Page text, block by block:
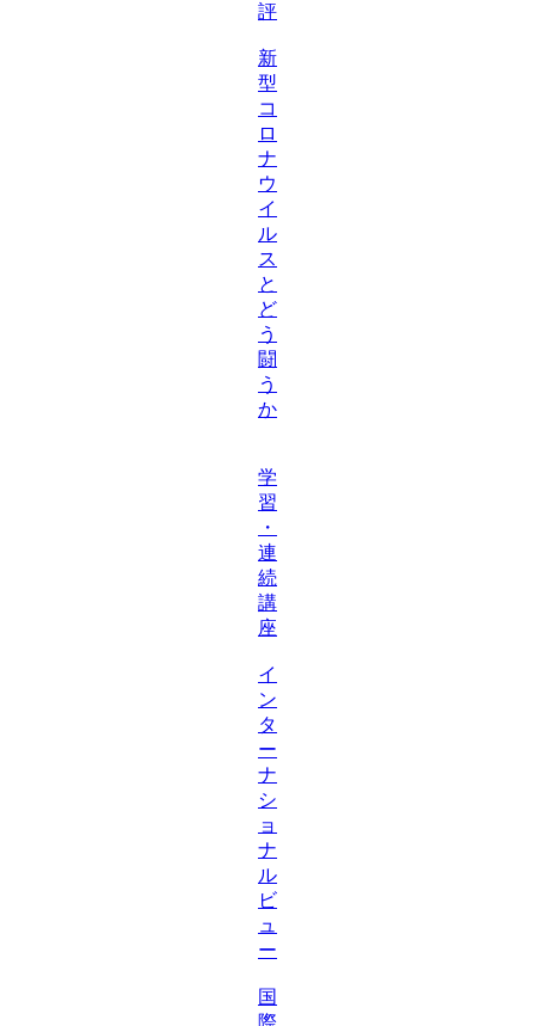
評
新
型
コ
ロ
ナ
ウ
イ
ル
ス
と
ど
う
闘
う
か
学
習
・
連
続
講
座
イ
ン
タ
ー
ナ
シ
ョ
ナ
ル
ビ
ュ
ー
国